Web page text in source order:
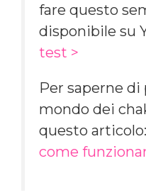
fare questo
disponibile su
test >
Per saperne
mondo dei
questo articolo:
come